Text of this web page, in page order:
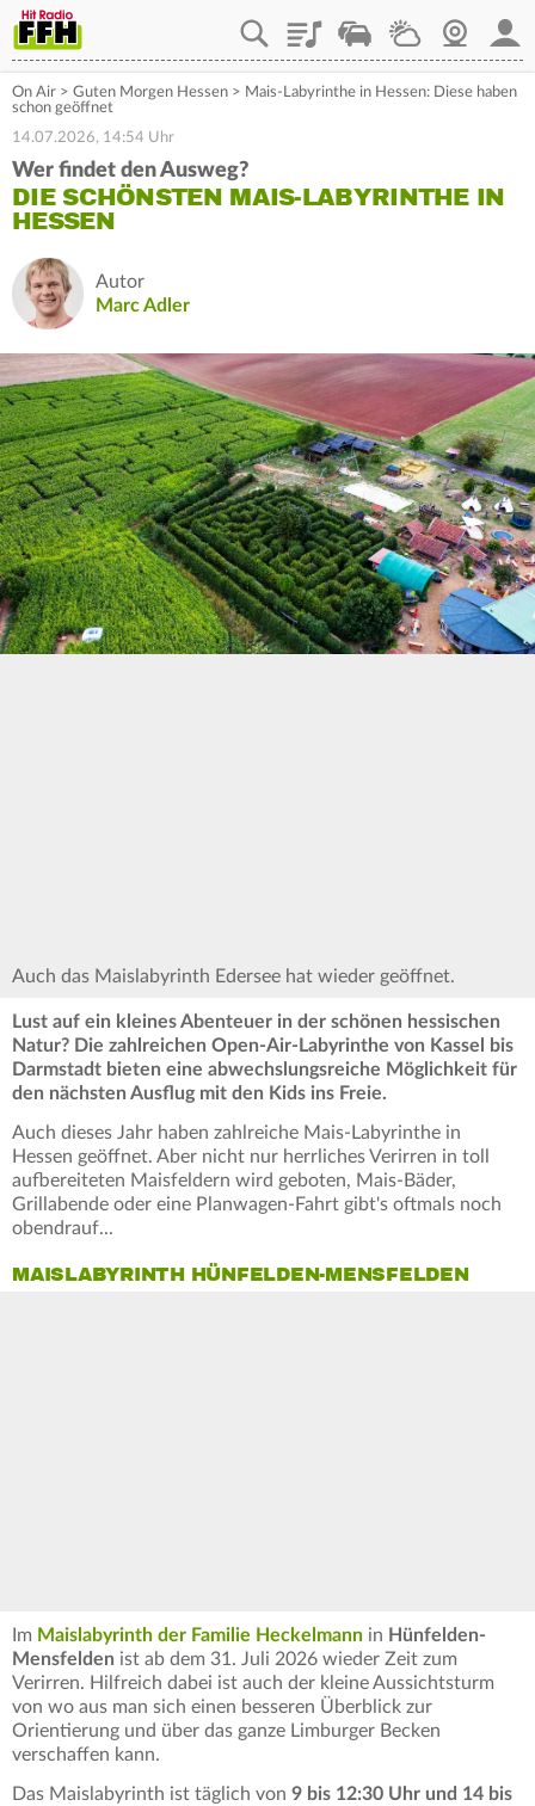
PlaylistStaupilotWetterWebcam
On Air > Guten Morgen Hessen > Mais-Labyrinthe in Hessen: Diese haben
schon geöffnet
14.07.2026, 14:54 Uhr
Wer findet den Ausweg?
DIE SCHÖNSTEN MAIS-LABYRINTHE IN
HESSEN
Autor
Marc Adler
Auch das Maislabyrinth Edersee hat wieder geöffnet.
Lust auf ein kleines Abenteuer in der schönen hessischen
Natur? Die zahlreichen Open-Air-Labyrinthe von Kassel bis
Darmstadt bieten eine abwechslungsreiche Möglichkeit für
den nächsten Ausflug mit den Kids ins Freie.
Auch dieses Jahr haben zahlreiche Mais-Labyrinthe in
Hessen geöffnet. Aber nicht nur herrliches Verirren in toll
aufbereiteten Maisfeldern wird geboten, Mais-Bäder,
Grillabende oder eine Planwagen-Fahrt gibt's oftmals noch
obendrauf...
MAISLABYRINTH HÜNFELDEN-MENSFELDEN
Im Maislabyrinth der Familie Heckelmann in Hünfelden-
Mensfelden ist ab dem 31. Juli 2026 wieder Zeit zum
Verirren. Hilfreich dabei ist auch der kleine Aussichtsturm
von wo aus man sich einen besseren Überblick zur
Orientierung und über das ganze Limburger Becken
verschaffen kann.
Das Maislabyrinth ist täglich von 9 bis 12:30 Uhr und 14 bis